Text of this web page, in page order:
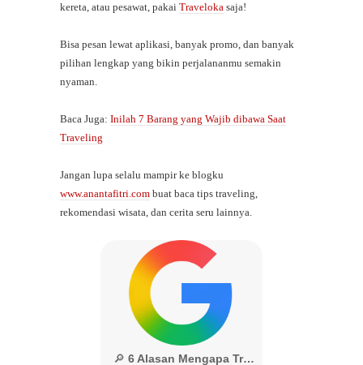
kereta, atau pesawat, pakai Traveloka saja!
Bisa pesan lewat aplikasi, banyak promo, dan banyak
pilihan lengkap yang bikin perjalananmu semakin
nyaman.
Baca Juga: Inilah 7 Barang yang Wajib dibawa Saat
Traveling
Jangan lupa selalu mampir ke blogku
www.anantafitri.com buat baca tips traveling,
rekomendasi wisata, dan cerita seru lainnya.